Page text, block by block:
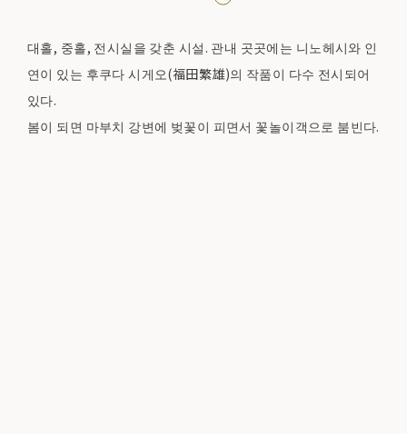
대홀, 중홀, 전시실을 갖춘 시설. 관내 곳곳에는 니노헤시와 인
연이 있는 후쿠다 시게오(福田繁雄)의 작품이 다수 전시되어
있다.
봄이 되면 마부치 강변에 벚꽃이 피면서 꽃놀이객으로 붐빈다.